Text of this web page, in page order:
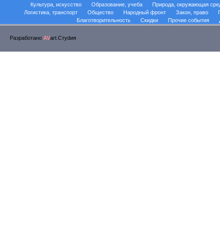
Культура, искусство
Образование, учеба
Природа, окружающая
Логистика, транспорт
Общество Народный фронт Закон, право
Благотворительность
Скидки Прочие события
Разработано AVart.Стуdия